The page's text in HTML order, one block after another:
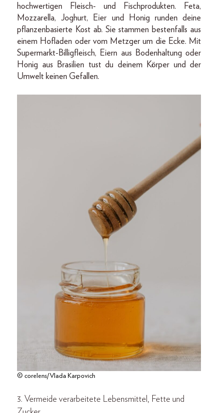
hochwertigen Fleisch- und Fischprodukten. Feta,
Mozzarella, Joghurt, Eier und Honig runden deine
pflanzenbasierte Kost ab. Sie stammen bestenfalls aus
einem Hofladen oder vom Metzger um die Ecke. Mit
Supermarkt-Billigfleisch, Eiern aus Bodenhaltung oder
Honig aus Brasilien tust du deinem Körper und der
Umwelt keinen Gefallen.
© corelens/Vlada Karpovich
3. Vermeide verarbeitete Lebensmittel, Fette und